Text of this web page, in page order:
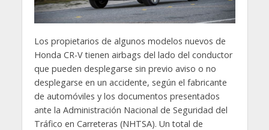
Los propietarios de algunos modelos nuevos de
Honda CR-V tienen airbags del lado del conductor
que pueden desplegarse sin previo aviso o no
desplegarse en un accidente, según el fabricante
de automóviles y los documentos presentados
ante la Administración Nacional de Seguridad del
Tráfico en Carreteras (NHTSA). Un total de